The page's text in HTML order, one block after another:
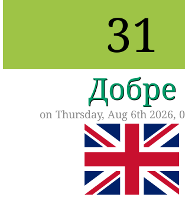
31
Добре
on Thursday, Aug 6th 2026,